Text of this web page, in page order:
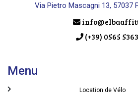
Via Pietro Mascagni 13, 57037
(+39) 0565
Menu
Location de Vélo